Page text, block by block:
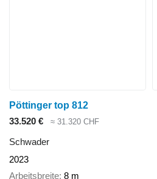
Pöttinger top 812
33.520 €
≈ 31.320 CHF
Schwader
2023
Arbeitsbreite 8 m